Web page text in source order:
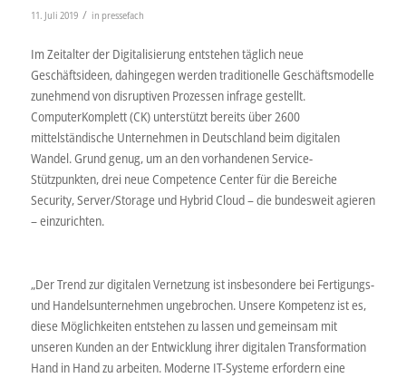
11. Juli 2019 / in pressefach
Im Zeitalter der Digitalisierung entstehen täglich neue
Geschäftsideen, dahingegen werden traditionelle Geschäftsmodelle
zunehmend von disruptiven Prozessen infrage gestellt.
ComputerKomplett (CK) unterstützt bereits über 2600
mittelständische Unternehmen in Deutschland beim digitalen
Wandel. Grund genug, um an den vorhandenen Service-
Stützpunkten, drei neue Competence Center für die Bereiche
Security, Server/Storage und Hybrid Cloud – die bundesweit agieren
– einzurichten.
„Der Trend zur digitalen Vernetzung ist insbesondere bei Fertigungs-
und Handelsunternehmen ungebrochen. Unsere Kompetenz ist es,
diese Möglichkeiten entstehen zu lassen und gemeinsam mit
unseren Kunden an der Entwicklung ihrer digitalen Transformation
Hand in Hand zu arbeiten. Moderne IT-Systeme erfordern eine